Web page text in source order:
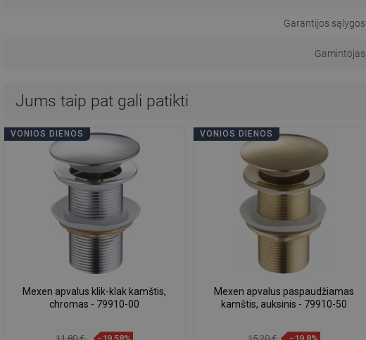
Garantijos sąlygos
Gamintojas
Jums taip pat gali patikti
VONIOS DIENOS
Mexen apvalus klik-klak kamštis,
chromas - 79910-00
VONIOS DIENOS
Mexen apvalus paspaudžiamas
kamštis, auksinis - 79910-50